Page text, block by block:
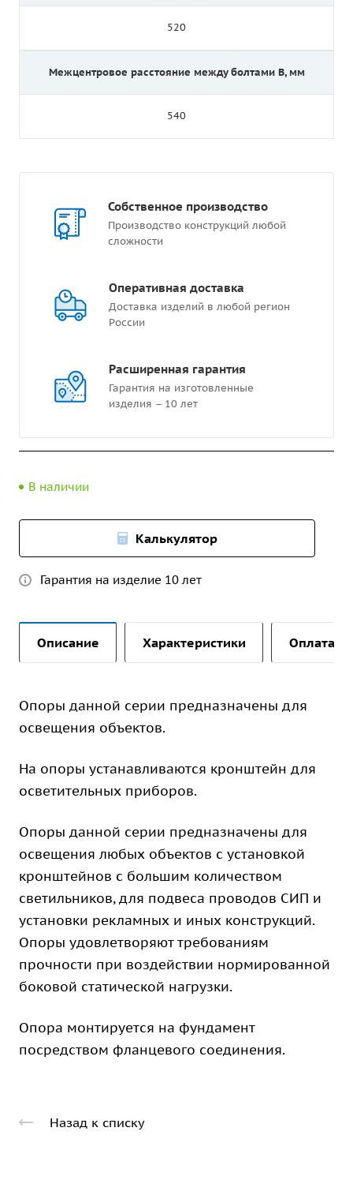
520
Межцентровое расстояние между болтами B, мм
540
Собственное производство
Производство конструкций любой
сложности
Оперативная доставка
Доставка изделий в любой регион
России
Расширенная гарантия
Гарантия на изготовленные
изделия – 10 лет
В наличии
Калькулятор
Гарантия на изделие 10 лет
Описание Характеристики Оплата и
Опоры данной серии предназначены для
освещения объектов.
На опоры устанавливаются кронштейн для
осветительных приборов.
Опоры данной серии предназначены для
освещения любых объектов с установкой
кронштейнов с большим количеством
светильников, для подвеса проводов СИП и
установки рекламных и иных конструкций.
Опоры удовлетворяют требованиям
прочности при воздействии нормированной
боковой статической нагрузки.
Опора монтируется на фундамент
посредством фланцевого соединения.
Назад к списку